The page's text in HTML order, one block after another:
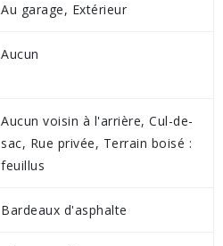
Au garage, Extérieur
Aucun
Aucun voisin à l'arrière, Cul-de-
sac, Rue privée, Terrain boisé :
feuillus
Bardeaux d'asphalte